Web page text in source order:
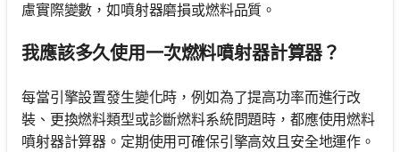
慮實際變數，如噴射器磨損或燃料品質。
我應該多久使用一次燃料噴射器計算器？
每當引擎設置發生變化時，例如為了提高功率而進行改
裝、更換燃料類型或診斷燃料系統問題時，都應使用燃料
噴射器計算器。定期使用可確保引擎高效且安全地運作。